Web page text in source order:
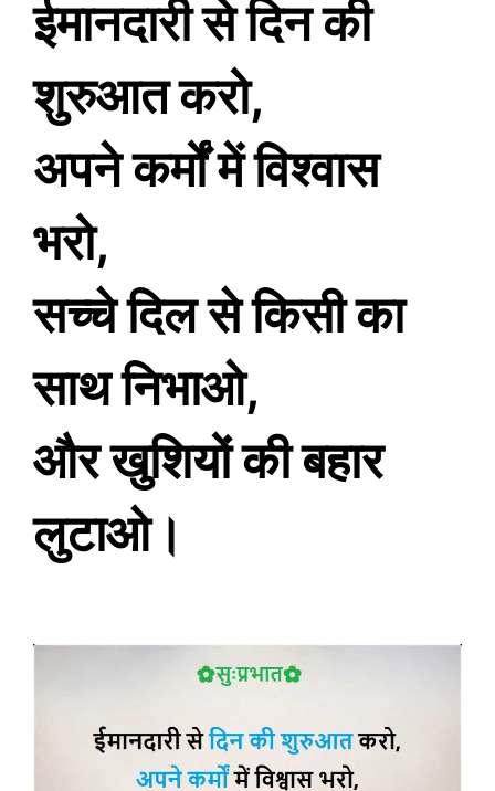
ईमानदारी से दिन की
शुरुआत करो,
अपने कर्मों में विश्वास
भरो,
सच्चे दिल से किसी का
साथ निभाओ,
और खुशियों की बहार
लुटाओ।